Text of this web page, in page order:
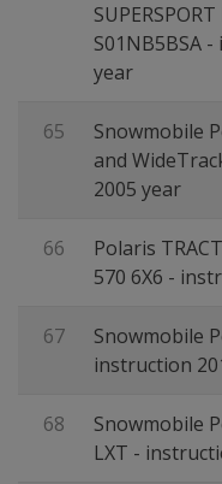
S01NB5BSA
year
65
Snowmobile
and
2005 year
66
Polaris
570 6X6 -
67
Snowmobile
instruction
68
Snowmobile
LXT -